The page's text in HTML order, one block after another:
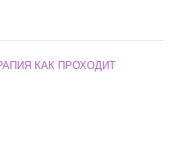
КАК ПРОХОДИТ